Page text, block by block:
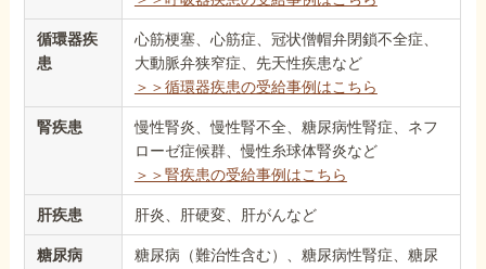
循環器疾
患
心筋梗塞、心筋症、冠状僧帽弁閉鎖不全症、
大動脈弁狭窄症、先天性疾患など
＞＞循環器疾患の受給事例はこちら
腎疾患
慢性腎炎、慢性腎不全、糖尿病性腎症、ネフ
ローゼ症候群、慢性糸球体腎炎など
＞＞腎疾患の受給事例はこちら
肝疾患 肝炎、肝硬変、肝がんなど
糖尿病
糖尿病（難治性含む）、糖尿病性腎症、糖尿